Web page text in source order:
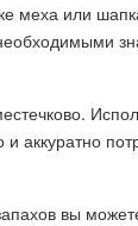
меха или
аккуратно
вы